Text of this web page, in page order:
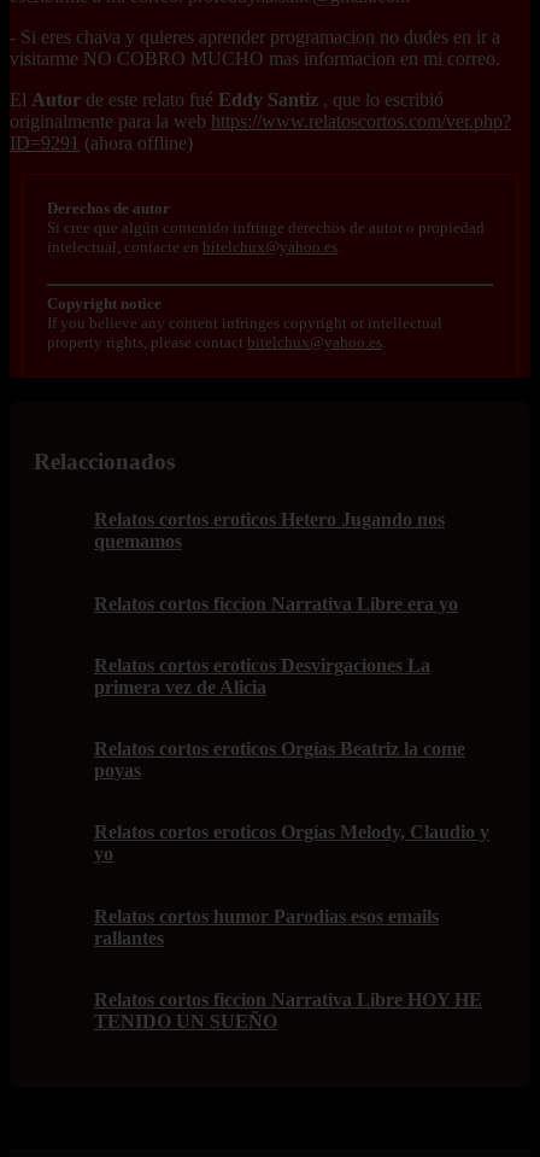
- Si eres chava y quieres aprender programacion no dudes en ir a
visitarme NO COBRO MUCHO mas informacion en mi correo.
El Autor de este relato fué Eddy Santiz , que lo escribió
originalmente para la web https://www.relatoscortos.com/ver.php?
ID=9291 (ahora offline)
Derechos de autor
Si cree que algún contenido infringe derechos de autor o propiedad
intelectual, contacte en bitelchux@yahoo.es
Copyright notice
If you believe any content infringes copyright or intellectual
property rights, please contact bitelchux@yahoo.es
Relaccionados
Relatos cortos eroticos Hetero Jugando nos
quemamos
Relatos cortos ficcion Narrativa Libre era yo
Relatos cortos eroticos Desvirgaciones La
primera vez de Alicia
Relatos cortos eroticos Orgías Beatriz la come
poyas
Relatos cortos eroticos Orgías Melody, Claudio y
yo
Relatos cortos humor Parodias esos emails
rallantes
Relatos cortos ficcion Narrativa Libre HOY HE
TENIDO UN SUEÑO